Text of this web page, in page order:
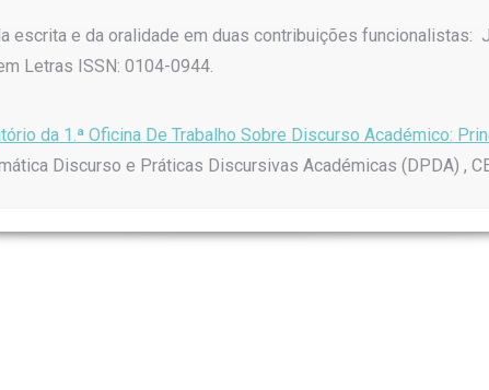
escrita e da oralidade em duas contribuições funcionalistas:
Letras ISSN: 0104-0944.
da 1.ª Oficina De Trabalho Sobre Discurso Académico:
Discurso e Práticas Discursivas Académicas (DPDA) ,